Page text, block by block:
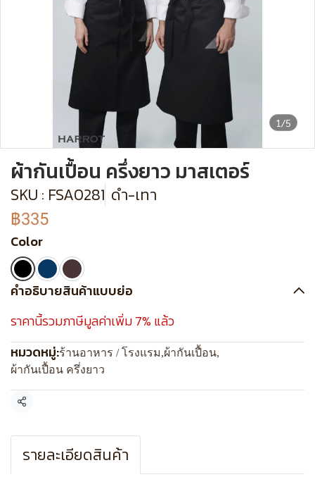
1/5
ผ้ากันเปื้อน ครึ่งยาว มาสเตอร์
SKU : FSA0281 ดำ-เทา
฿335
Color
คำอธิบายสินค้าแบบย่อ
ราคานี้รวมภาษีมูลค่าเพิ่ม 7% แล้ว
หมวดหมู่:ร้านอาหาร / โรงแรม,ผ้ากันเปื้อน,
ผ้ากันเปื้อน ครึ่งยาว
แชร์
รายละเอียดสินค้า